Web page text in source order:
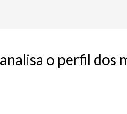
o perfil dos